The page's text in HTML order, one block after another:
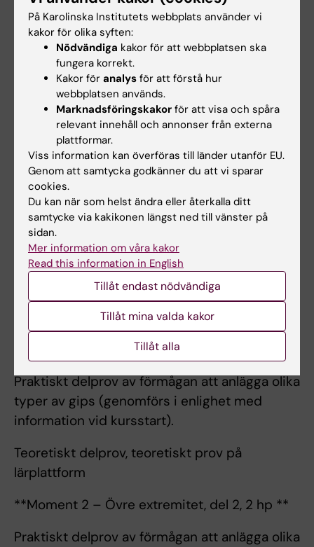
färdigheter att anlägga olika typer av gips),
genomförs fysiskt på Danderyds sjukhus.
Arbetsformer
Kursen är upplagd med ca 50% på Danderyds
sjukhus och ca 50% på distans (hemsjukhus).
Föreläsningar på Danderyds sjukhus.
Färdighetsträning på Danderyds sjukhus och
självträning på distans (50/50)
Verksamhetsförlagd utbildning genomförs på
respektive hemsjukhus. Uppföljning sker
digitalt via lärplattform.
Examination
Moment 1 – Övre extremitet, del 1, 2,5 hp
Praktiskt delprov av förmågan att anlägga olika
typer av gips (genomförs i enlighet med
information vid kursstart).
Teoretiskt delprov, teoretiskt prov på
lärplattform
**Moment 2 – Övre extremitet, del 2, 2 hp **
Praktiskt delprov av förmågan att anlägga olika
På Karolinska Institutets webbplats använder vi
kakor för olika syften:
Nödvändiga kakor för att webbplatsen ska
fungera korrekt.
Kakor för analys för att förstå hur
webbplatsen används.
Marknadsföringskakor för att visa och spåra
relevant innehåll och annonser från externa
plattformar.
Viss information kan överföras till länder utanför EU.
Genom att samtycka godkänner du att vi sparar
cookies.
Du kan när som helst ändra eller återkalla ditt
samtycke via kakikonen längst ned till vänster på
sidan.
Mer information om våra kakor
Read this information in English
Tillåt endast nödvändiga
Tillåt mina valda kakor
Tillåt alla